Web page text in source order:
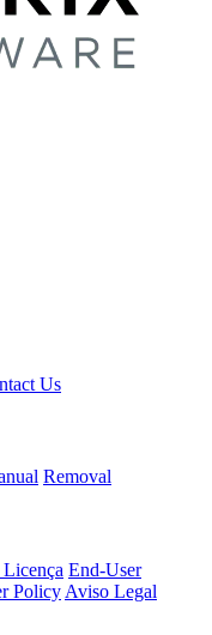
Us
Removal
End-User
Policy Aviso Legal